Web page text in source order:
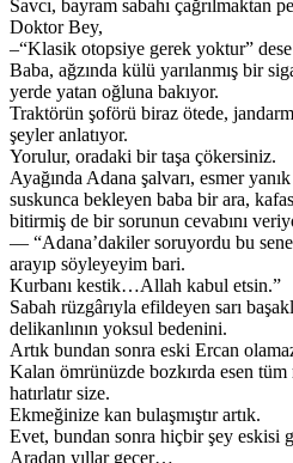
Savcı, bayram sabahı çağrılmaktan
Doktor Bey,
–“Klasik otopsiye gerek yoktur”
Baba, ağzında külü yarılanmış bir
yerde yatan oğluna bakıyor.
Traktörün şoförü biraz ötede,
şeyler anlatıyor.
Yorulur, oradaki bir taşa çökersiniz.
Ayağında Adana şalvarı, esmer
suskunca bekleyen baba bir ara,
bitirmiş de bir sorunun cevabını
— “Adana’dakiler soruyordu bu
arayıp söyleyeyim bari.
Kurbanı kestik…Allah kabul etsin.”
Sabah rüzgârıyla efildeyen sarı
delikanlının yoksul bedenini.
Artık bundan sonra eski Ercan
Kalan ömrünüzde bozkırda esen
hatırlatır size.
Ekmeğinize kan bulaşmıştır artık.
Evet, bundan sonra hiçbir şey eskisi
Aradan yıllar geçer…